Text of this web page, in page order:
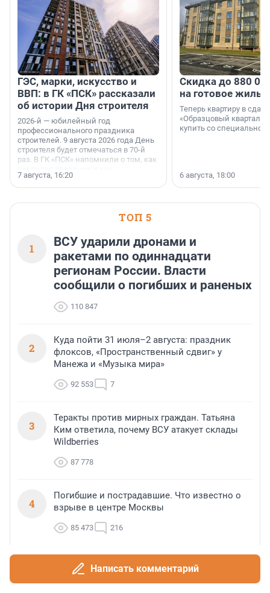
ГЭС, марки, искусство и
ВВП: в ГК «ПСК» рассказали
об истории Дня строителя
2026-й — юбилейный год
профессионального праздника
строителей. 9 августа 2026 года День
строителя будет отмечаться в 70-й
раз. В ГК «ПСК» напомнили о том, как
поменялась роль строительства.
7 августа, 16:20
Скидка до 880
на готовое
Теперь квартиру в
«Образцовый квартал
купить со специальной
6 августа, 18:00
ТОП 5
1
ВСУ ударили дронами и
ракетами по одиннадцати
регионам России. Власти
сообщили о погибших и раненых
110 847
2
Куда пойти 31 июля–2 августа: праздник
флоксов, «Пространственный сдвиг» у
Манежа и «Музыка мира»
92 553 7
3
Теракты против мирных граждан. Татьяна
Ким ответила, почему ВСУ атакует склады
Wildberries
87 778
4
Погибшие и пострадавшие. Что известно о
взрыве в центре Москвы
85 473 216
Галька била в людей, пострадавших грузили
в скорые на лежаках. Что происходило в
Геленджике после атаки БПЛА
Написать комментарий